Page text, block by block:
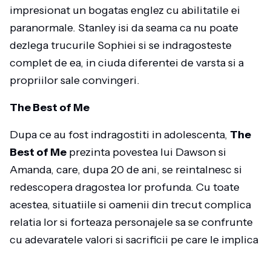
impresionat un bogatas englez cu abilitatile ei
paranormale. Stanley isi da seama ca nu poate
dezlega trucurile Sophiei si se indragosteste
complet de ea, in ciuda diferentei de varsta si a
propriilor sale convingeri.
The Best of Me
Dupa ce au fost indragostiti in adolescenta, The
Best of Me prezinta povestea lui Dawson si
Amanda, care, dupa 20 de ani, se reintalnesc si
redescopera dragostea lor profunda. Cu toate
acestea, situatiile si oamenii din trecut complica
relatia lor si forteaza personajele sa se confrunte
cu adevaratele valori si sacrificii pe care le implica